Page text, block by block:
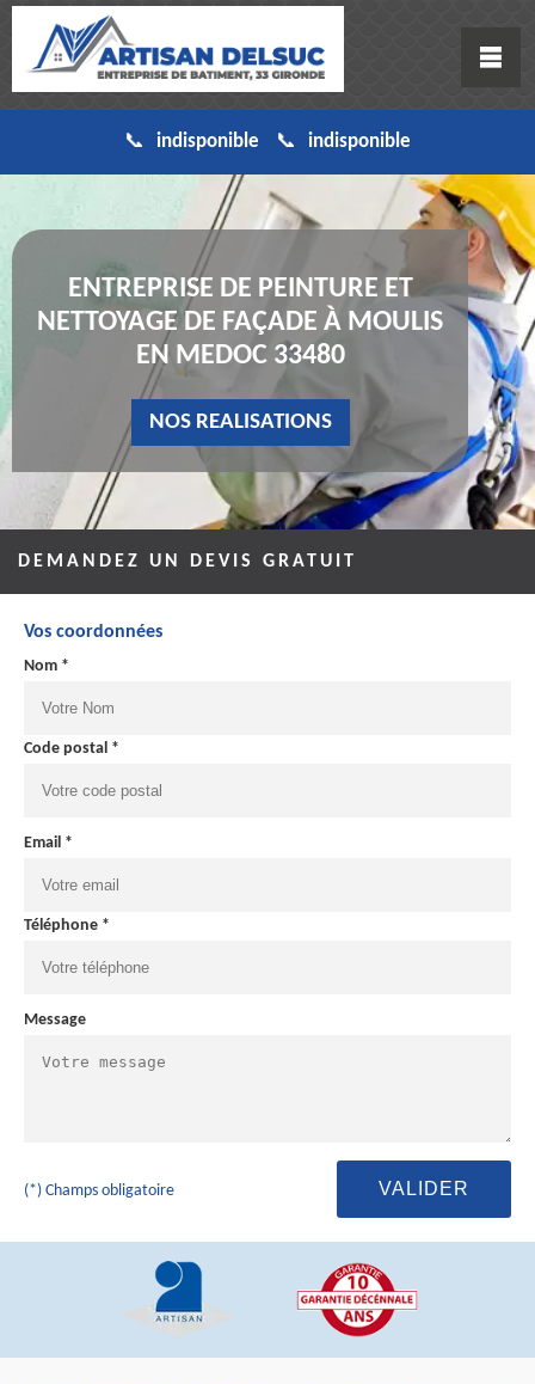
indisponible indisponible
ENTREPRISE DE PEINTURE ET
NETTOYAGE DE FAÇADE À MOULIS
EN MEDOC 33480
NOS REALISATIONS
DEMANDEZ UN DEVIS GRATUIT
Vos coordonnées
Nom *
Code postal *
Email *
Téléphone *
Message
(*) Champs obligatoire